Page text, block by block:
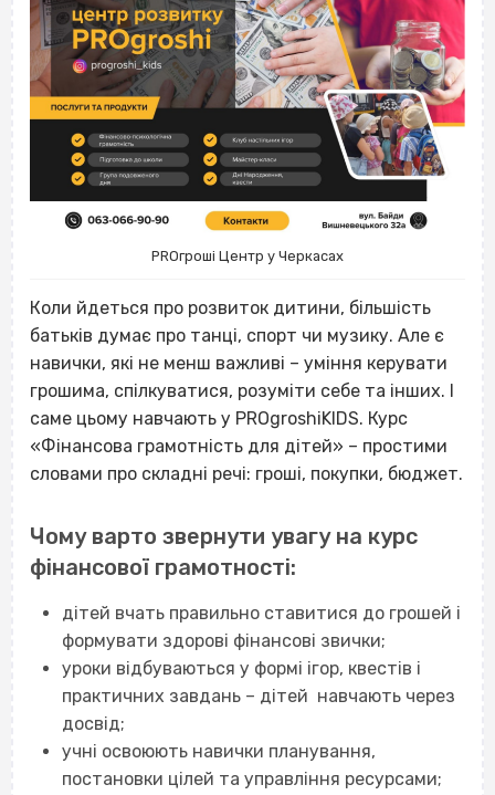
PROгроші Центр у Черкасах
Коли йдеться про розвиток дитини, більшість
батьків думає про танці, спорт чи музику. Але є
навички, які не менш важливі – уміння керувати
грошима, спілкуватися, розуміти себе та інших. І
саме цьому навчають у PROgroshiKIDS. Курс
«Фінансова грамотність для дітей» – простими
словами про складні речі: гроші, покупки, бюджет.
Чому варто звернути увагу на курс
фінансової грамотності:
дітей вчать правильно ставитися до грошей і
формувати здорові фінансові звички;
уроки відбуваються у формі ігор, квестів і
практичних завдань – дітей навчають через
досвід;
учні освоюють навички планування,
постановки цілей та управління ресурсами;